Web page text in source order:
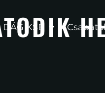
DÁG KSE